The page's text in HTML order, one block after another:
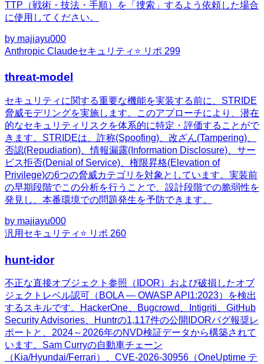
TTP（戦術・技法・手順）を「捜索」するよう依頼した場合
に使用してください。
by majiayu000
Anthropic Claudeセキュリティ ⭐ リポ 299
threat-model
セキュリティに関する重要な機能を実装する前に、STRIDE
脅威モデリングを実施します。このアプローチにより、潜在
的なセキュリティリスクを体系的に特定・評価することがで
きます。STRIDEは、詐称(Spoofing)、改ざん(Tampering)、
否認(Repudiation)、情報漏露(Information Disclosure)、サー
ビス拒否(Denial of Service)、権限昇格(Elevation of
Privilege)の6つの脅威カテゴリを対象としています。実装前
の早期段階でこの分析を行うことで、設計段階での脆弱性を
発見し、本番環境での問題発生を予防できます。
by majiayu000
汎用 セキュリティ ⭐ リポ 260
hunt-idor
不正な直接オブジェクト参照（IDOR）および破損したオブ
ジェクトレベル認可（BOLA — OWASP API1:2023）を検出
するスキルです。HackerOne、Bugcrowd、Intigriti、GitHub
Security Advisories、Huntrの1,117件の公開IDORバグ報奨レ
ポートと、2024～2026年のNVD検証データから構築されて
います。Sam Curryの自動車チェーン
（Kia/Hyundai/Ferrari）、CVE-2026-30956（OneUptime テ